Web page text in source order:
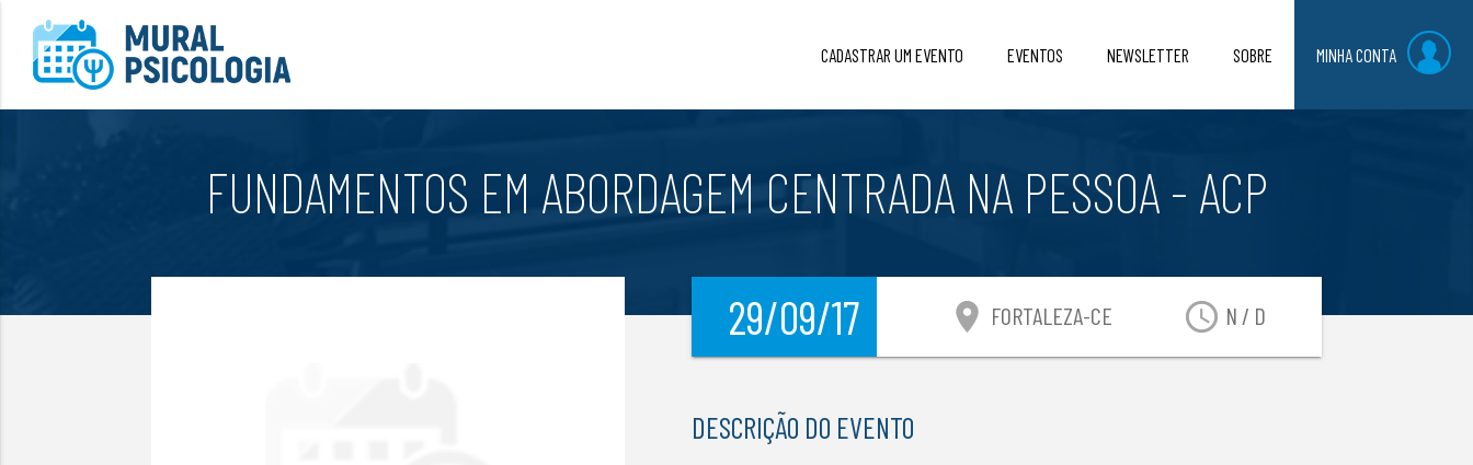
CADASTRAR UM EVENTO EVENTOS NEWSLETTER SOBRE MINHA CONTA
FUNDAMENTOS EM ABORDAGEM CENTRADA NA PESSOA - ACP
29/09/17 access_time N / D
location_on FORTALEZA-CE
DESCRIÇÃO DO EVENTO